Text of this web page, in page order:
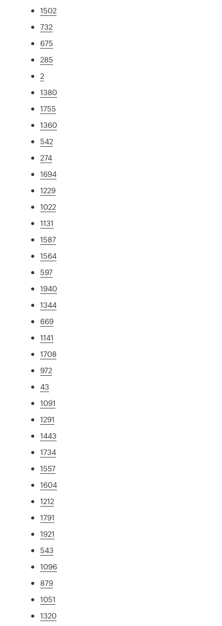
1502
732
675
285
2
1380
1755
1360
542
274
1694
1229
1022
1131
1587
1564
597
1940
1344
669
1141
1708
972
43
1091
1291
1443
1734
1557
1604
1212
1791
1921
543
1096
879
1051
1320